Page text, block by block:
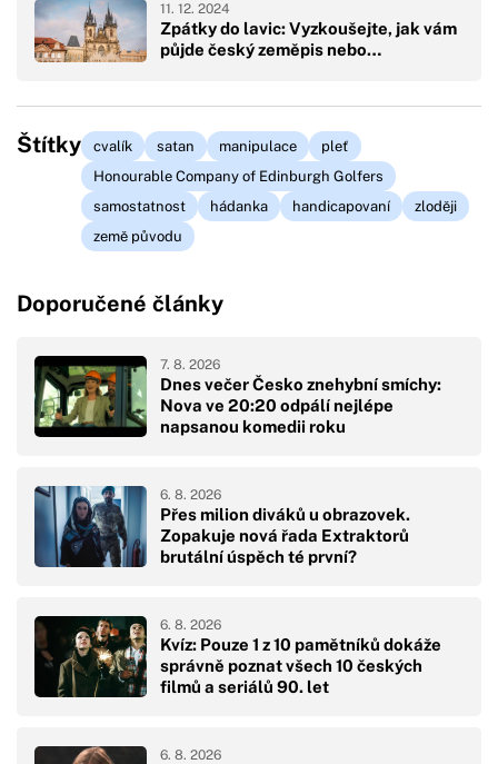
Zpátky do lavic: Vyzkoušejte, jak vám
půjde český zeměpis nebo…
11. 12. 2024
Štítky cvalík satan manipulace
pleť
Honourable Company of Edinburgh Golfers
samostatnost
hádanka handicapovaní
zloději
země původu
Doporučené články
Dnes večer Česko znehybní smíchy:
Nova ve 20:20 odpálí nejlépe
napsanou komedii roku
7. 8. 2026
Přes milion diváků u obrazovek.
Zopakuje nová řada Extraktorů
brutální úspěch té první?
6. 8. 2026
Kvíz: Pouze 1 z 10 pamětníků dokáže
správně poznat všech 10 českých
filmů a seriálů 90. let
6. 8. 2026
6. 8. 2026